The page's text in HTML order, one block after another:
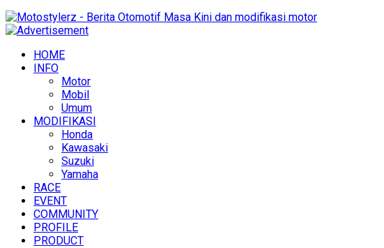
HOME
INFO
Motor
Mobil
Umum
MODIFIKASI
Honda
Kawasaki
Suzuki
Yamaha
RACE
EVENT
COMMUNITY
PROFILE
PRODUCT